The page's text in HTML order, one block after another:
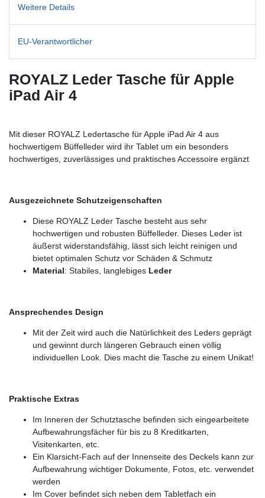
Weitere Details
EU-Verantwortlicher
ROYALZ Leder Tasche für Apple
iPad Air 4
Mit dieser ROYALZ Ledertasche für Apple iPad Air 4 aus
hochwertigem Büffelleder wird ihr Tablet um ein besonders
hochwertiges, zuverlässiges und praktisches Accessoire ergänzt
Ausgezeichnete Schutzeigenschaften
Diese ROYALZ Leder Tasche besteht aus sehr
hochwertigen und robusten Büffelleder. Dieses Leder ist
äußerst widerstandsfähig, lässt sich leicht reinigen und
bietet optimalen Schutz vor Schäden & Schmutz
Material: Stabiles, langlebiges Leder
Ansprechendes Design
Mit der Zeit wird auch die Natürlichkeit des Leders geprägt
und gewinnt durch längeren Gebrauch einen völlig
individuellen Look. Dies macht die Tasche zu einem Unikat!
Praktische Extras
Im Inneren der Schutztasche befinden sich eingearbeitete
Aufbewahrungsfächer für bis zu 8 Kreditkarten,
Visitenkarten, etc.
Ein Klarsicht-Fach auf der Innenseite des Deckels kann zur
Aufbewahrung wichtiger Dokumente, Fotos, etc. verwendet
werden
Im Cover befindet sich neben dem Tabletfach ein